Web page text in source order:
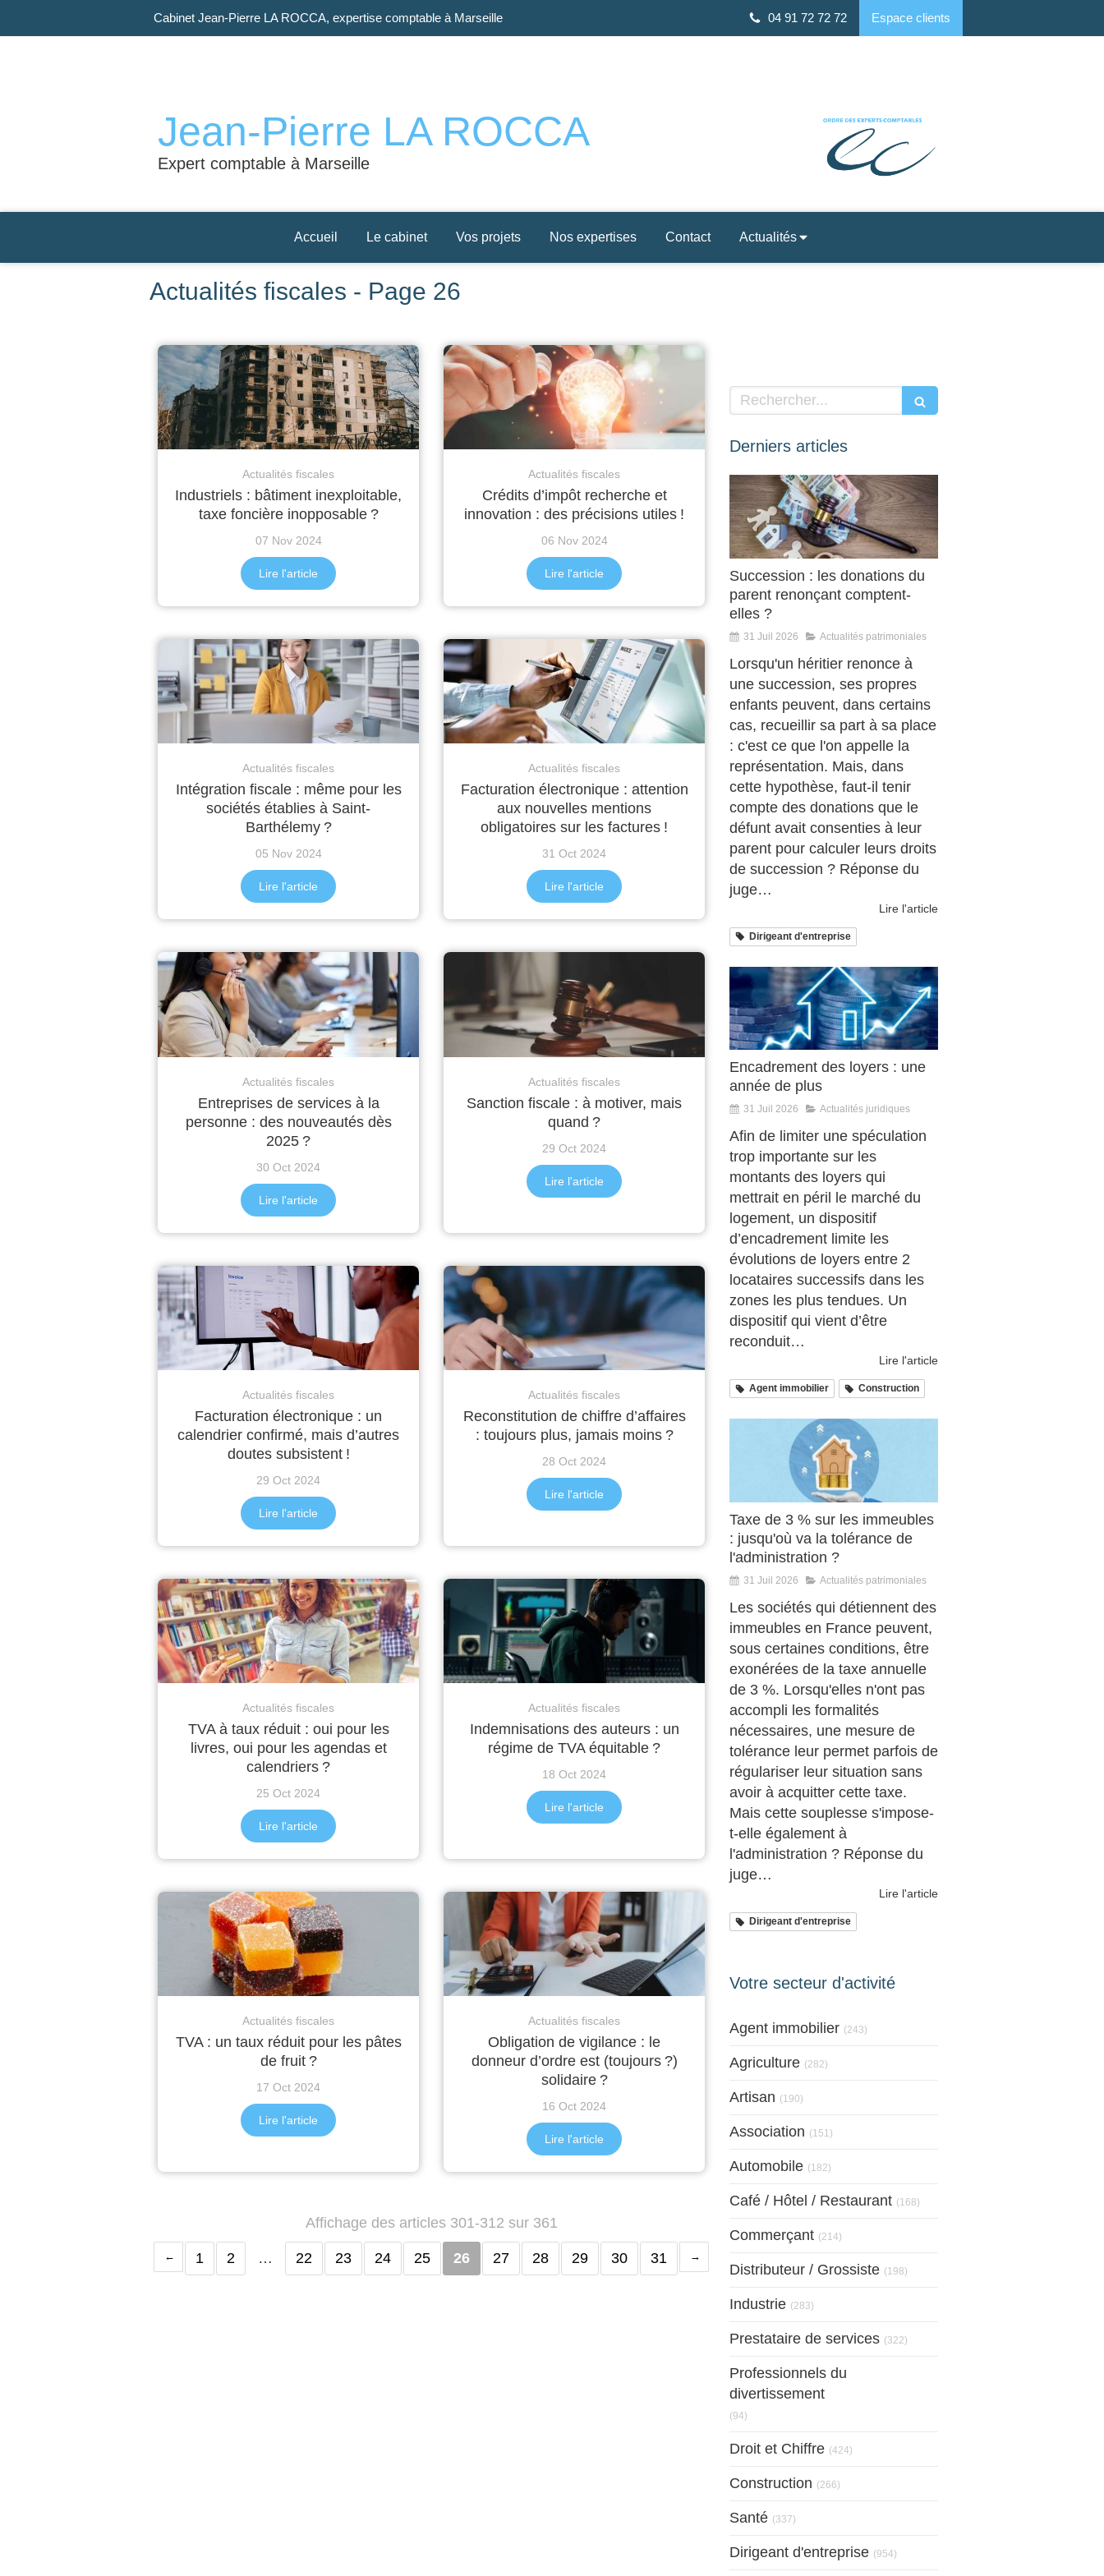
Cabinet Jean-Pierre LA ROCCA, expertise comptable à Marseille Espace clients
04 91 72 72 72
Jean-Pierre LA ROCCA
Expert comptable à Marseille
Accueil Le cabinet Vos projets Nos expertises Contact Actualités
Actualités fiscales - Page 26
Actualités fiscales
Industriels : bâtiment inexploitable,
taxe foncière inopposable ?
07 Nov 2024
Lire l'article
Actualités fiscales
Crédits d’impôt recherche et
innovation : des précisions utiles !
06 Nov 2024
Lire l'article
Actualités fiscales
Intégration fiscale : même pour les
sociétés établies à Saint-
Barthélemy ?
05 Nov 2024
Lire l'article
Actualités fiscales
Facturation électronique : attention
aux nouvelles mentions
obligatoires sur les factures !
31 Oct 2024
Lire l'article
Actualités fiscales
Entreprises de services à la
personne : des nouveautés dès
2025 ?
30 Oct 2024
Lire l'article
Actualités fiscales
Sanction fiscale : à motiver, mais
quand ?
29 Oct 2024
Lire l'article
Actualités fiscales
Facturation électronique : un
calendrier confirmé, mais d’autres
doutes subsistent !
29 Oct 2024
Lire l'article
Actualités fiscales
Reconstitution de chiffre d’affaires
: toujours plus, jamais moins ?
28 Oct 2024
Lire l'article
Actualités fiscales
TVA à taux réduit : oui pour les
livres, oui pour les agendas et
calendriers ?
25 Oct 2024
Lire l'article
Actualités fiscales
Indemnisations des auteurs : un
régime de TVA équitable ?
18 Oct 2024
Lire l'article
Actualités fiscales
TVA : un taux réduit pour les pâtes
de fruit ?
17 Oct 2024
Lire l'article
Actualités fiscales
Obligation de vigilance : le
donneur d’ordre est (toujours ?)
solidaire ?
16 Oct 2024
Lire l'article
Affichage des articles 301-312 sur 361
1 2 … 22 23 24 25 26 27 28 29 30 31
Rechercher
Derniers articles
Succession : les donations du
parent renonçant comptent-
elles ?
31 Juil 2026 Actualités patrimoniales
Lorsqu'un héritier renonce à
une succession, ses propres
enfants peuvent, dans certains
cas, recueillir sa part à sa place
: c'est ce que l'on appelle la
représentation. Mais, dans
cette hypothèse, faut-il tenir
compte des donations que le
défunt avait consenties à leur
parent pour calculer leurs droits
de succession ? Réponse du
juge…
Lire l'article
Dirigeant d'entreprise
Encadrement des loyers : une
année de plus
31 Juil 2026 Actualités juridiques
Afin de limiter une spéculation
trop importante sur les
montants des loyers qui
mettrait en péril le marché du
logement, un dispositif
d’encadrement limite les
évolutions de loyers entre 2
locataires successifs dans les
zones les plus tendues. Un
dispositif qui vient d’être
reconduit…
Lire l'article
Agent immobilier Construction
Taxe de 3 % sur les immeubles
: jusqu'où va la tolérance de
l'administration ?
31 Juil 2026 Actualités patrimoniales
Les sociétés qui détiennent des
immeubles en France peuvent,
sous certaines conditions, être
exonérées de la taxe annuelle
de 3 %. Lorsqu'elles n'ont pas
accompli les formalités
nécessaires, une mesure de
tolérance leur permet parfois de
régulariser leur situation sans
avoir à acquitter cette taxe.
Mais cette souplesse s'impose-
t-elle également à
l'administration ? Réponse du
juge…
Lire l'article
Dirigeant d'entreprise
Votre secteur d'activité
Agent immobilier (243)
Agriculture (282)
Artisan (190)
Association (151)
Automobile (182)
Café / Hôtel / Restaurant (168)
Commerçant (214)
Distributeur / Grossiste (198)
Industrie (283)
Prestataire de services (322)
Professionnels du
divertissement
(94)
Droit et Chiffre (424)
Construction (266)
Santé (337)
Dirigeant d'entreprise (954)